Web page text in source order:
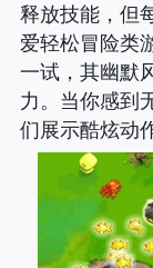
释放技能，但
爱轻松冒险类
一试，其幽默
力。当你感到
们展示酷炫动